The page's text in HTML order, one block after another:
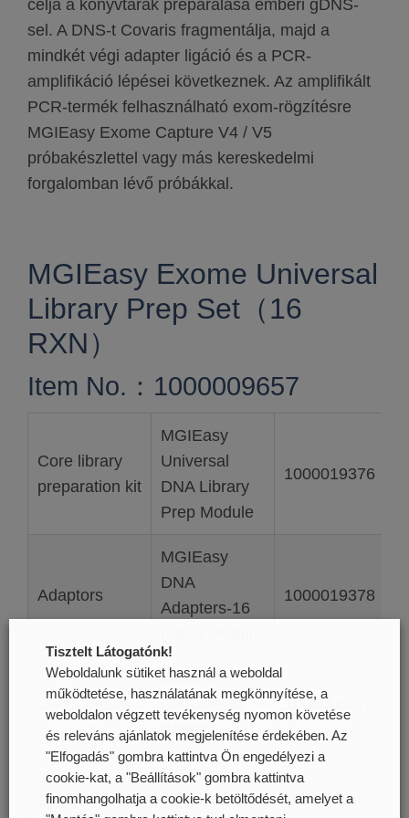
célja a könyvtárak preparálása emberi gDNS-
sel. A DNS-t Covaris fragmentálja, majd a
mindkét végi adapter ligáció és a PCR-
amplifikáció lépései következnek. Az amplifikált
PCR-termék felhasználható exom-rögzítésre
MGIEasy Exome Capture V4 / V5
próbakészlettel vagy más kereskedelmi
forgalomban lévő próbákkal.
MGIEasy Exome Universal
Library Prep Set（16
RXN）
Item No.：1000009657
Core library
preparation kit
MGIEasy
Universal
DNA Library
Prep Module
1000019376
Adaptors
MGIEasy
DNA
Adapters-16
1000019378
Clean beads
MGIEasy
DNA Clean
Beads
1000005278
Circularization
MGIEasy
Circularization
1000005260
Tisztelt Látogatónk!
Weboldalunk sütiket használ a weboldal
működtetése, használatának megkönnyítése, a
weboldalon végzett tevékenység nyomon követése
és releváns ajánlatok megjelenítése érdekében. Az
"Elfogadás" gombra kattintva Ön engedélyezi a
cookie-kat, a "Beállítások" gombra kattintva
finomhangolhatja a cookie-k betöltődését, amelyet a